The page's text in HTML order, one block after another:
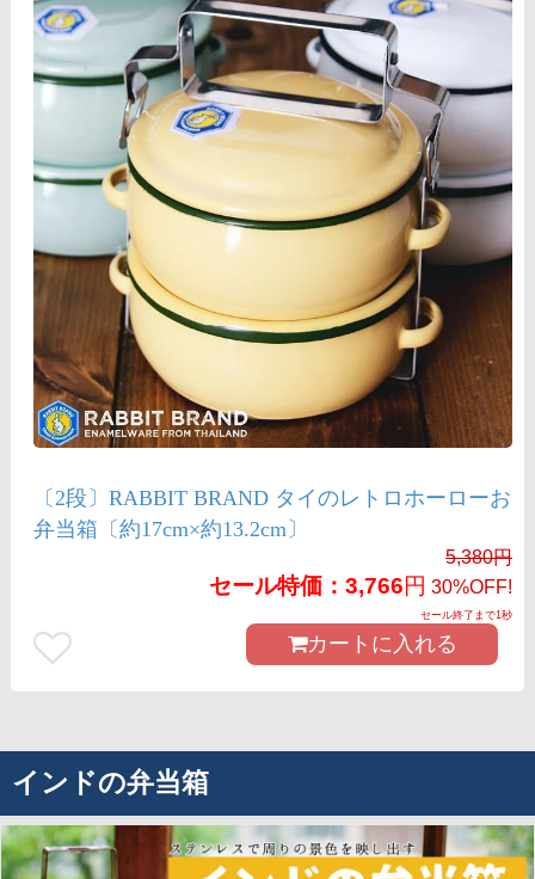
〔2段〕RABBIT BRAND タイのレトロホーローお
弁当箱〔約17cm×約13.2cm〕
5,380円
セール特価：3,766円 30%OFF!
セール終了まで1秒
カートに入れる
インドの弁当箱